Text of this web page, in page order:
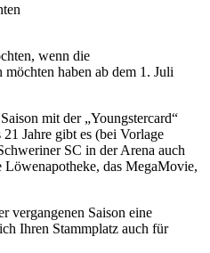
wenn die
haben ab dem 1. Juli
mit der „Youngstercard“
Jahre gibt es (bei Vorlage
SC in der Arena auch
das MegaMovie,
vergangenen Saison eine
Ihren Stammplatz auch für